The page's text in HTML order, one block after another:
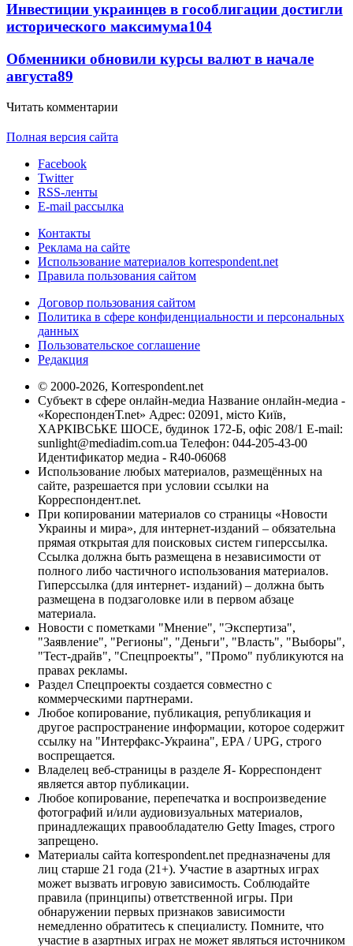
Инвестиции украинцев в гособлигации достигли
исторического максимума104
Обменники обновили курсы валют в начале
августа89
Читать комментарии
Полная версия сайта
Facebook
Twitter
RSS-ленты
E-mail рассылка
Контакты
Реклама на сайте
Использование материалов korrespondent.net
Правила пользования сайтом
Договор пользования сайтом
Политика в сфере конфиденциальности и персональных
данных
Пользовательское соглашение
Редакция
© 2000-2026, Korrespondent.net
Субъект в сфере онлайн-медиа Название онлайн-медиа -
«КореспонденТ.net» Адрес: 02091, місто Київ,
ХАРКІВСЬКЕ ШОСЕ, будинок 172-Б, офіс 208/1 E-mail:
sunlight@mediadim.com.ua Телефон: 044-205-43-00
Идентификатор медиа - R40-06068
Использование любых материалов, размещённых на
сайте, разрешается при условии ссылки на
Корреспондент.net.
При копировании материалов со страницы «Новости
Украины и мира», для интернет-изданий – обязательна
прямая открытая для поисковых систем гиперссылка.
Ссылка должна быть размещена в независимости от
полного либо частичного использования материалов.
Гиперссылка (для интернет- изданий) – должна быть
размещена в подзаголовке или в первом абзаце
материала.
Новости с пометками "Мнение", "Экспертиза",
"Заявление", "Регионы", "Деньги", "Власть", "Выборы",
"Тест-драйв", "Спецпроекты", "Промо" публикуются на
правах рекламы.
Раздел Спецпроекты создается совместно с
коммерческими партнерами.
Любое копирование, публикация, републикация и
другое распространение информации, которое содержит
ссылку на "Интерфакс-Украина", EPA / UPG, строго
воспрещается.
Владелец веб-страницы в разделе Я- Корреспондент
является автор публикации.
Любое копирование, перепечатка и воспроизведение
фотографий и/или аудиовизуальных материалов,
принадлежащих правообладателю Getty Images, строго
запрещено.
Материалы сайта korrespondent.net предназначены для
лиц старше 21 года (21+). Участие в азартных играх
может вызвать игровую зависимость. Соблюдайте
правила (принципы) ответственной игры. При
обнаружении первых признаков зависимости
немедленно обратитесь к специалисту. Помните, что
участие в азартных играх не может являться источником